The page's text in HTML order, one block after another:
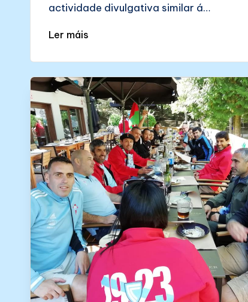
actividade divulgativa similar á…
Ler máis